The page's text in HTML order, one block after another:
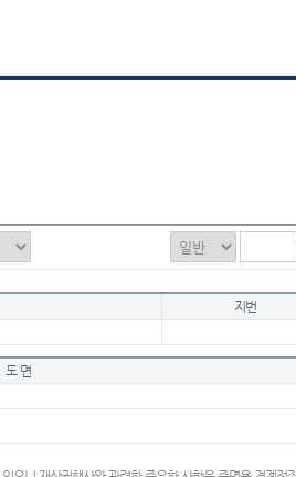
지번
도 면